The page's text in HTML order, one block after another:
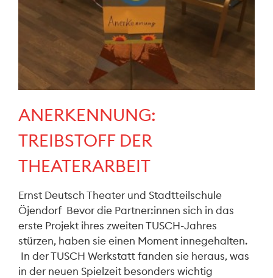
ANERKENNUNG:
TREIBSTOFF DER
THEATERARBEIT
Ernst Deutsch Theater und Stadtteilschule
Öjendorf Bevor die Partner:innen sich in das
erste Projekt ihres zweiten TUSCH-Jahres
stürzen, haben sie einen Moment innegehalten.
In der TUSCH Werkstatt fanden sie heraus, was
in der neuen Spielzeit besonders wichtig